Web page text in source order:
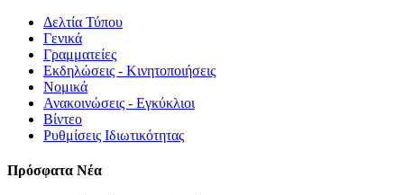
Δελτία Τύπου
Γενικά
Γραμματείες
Εκδηλώσεις - Κινητοποιήσεις
Νομικά
Ανακοινώσεις - Εγκύκλιοι
Βίντεο
Ρυθμίσεις Ιδιωτικότητας
Πρόσφατα Νέα